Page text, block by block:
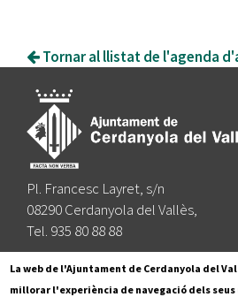
Tornar al llistat de l'agenda
Pl. Francesc Layret, s/n
08290 Cerdanyola del Vallès,
Tel. 935 80 88 88
Segueix-nos a:
La web de l'Ajuntament de Cerdanyola del
millorar l'experiència de navegació dels seus